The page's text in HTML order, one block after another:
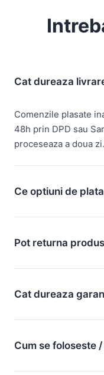
Cat dureaza
Comenzile plasate
48h prin DPD sau
proceseaza a doua zi.
Ce optiuni de
Pot returna
Cat dureaza
Cum se foloseste